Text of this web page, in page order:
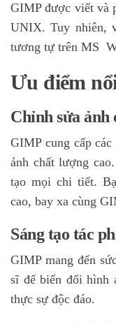
GIMP được viết và
UNIX. Tuy nhiên,
tương tự trên MS
Ưu điểm
Chỉnh sửa ảnh
GIMP cung cấp
ảnh chất lượng
tạo mọi chi tiết.
cao, bay xa cùng
Sáng tạo tác
GIMP mang đến
sĩ để biến đổi hình
thực sự độc đáo.